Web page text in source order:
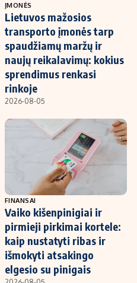
ĮMONĖS
Lietuvos mažosios
transporto įmonės tarp
spaudžiamų maržų ir
naujų reikalavimų: kokius
sprendimus renkasi
rinkoje
2026-08-05
FINANSAI
Vaiko kišenpinigiai ir
pirmieji pirkimai kortele:
kaip nustatyti ribas ir
išmokyti atsakingo
elgesio su pinigais